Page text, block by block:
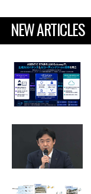
NEW ARTICLES